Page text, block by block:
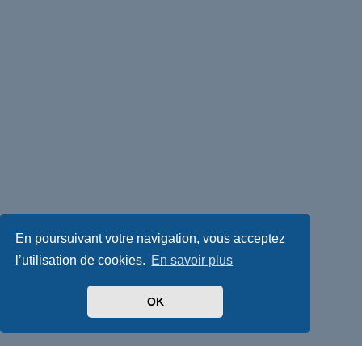
En poursuivant votre navigation, vous acceptez
l’utilisation de cookies. En savoir plus
OK